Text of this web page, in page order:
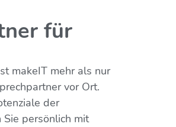
für
makeIT mehr als nur
vor Ort.
der
persönlich mit